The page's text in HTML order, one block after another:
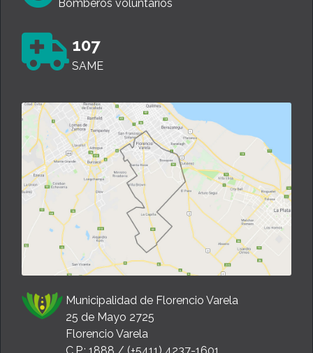
Bomberos voluntarios
107
SAME
Municipalidad de Florencio Varela
25 de Mayo 2725
Florencio Varela
C.P.: 1888 / (+5411) 4237-1601